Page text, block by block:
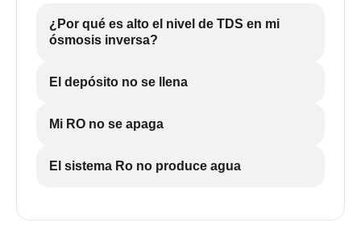
¿Por qué es alto el nivel de TDS en mi
ósmosis inversa?
El depósito no se llena
Mi RO no se apaga
El sistema Ro no produce agua